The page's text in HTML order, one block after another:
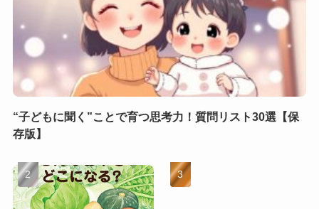
“子どもに聞く”ことで育つ思考力！質問リスト30選【保
存版】